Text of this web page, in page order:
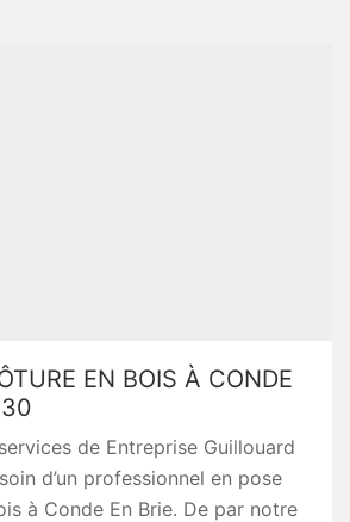
EN BOIS À CONDE
de Entreprise Guillouard
d’un professionnel en pose
à Conde En Brie. De par notre